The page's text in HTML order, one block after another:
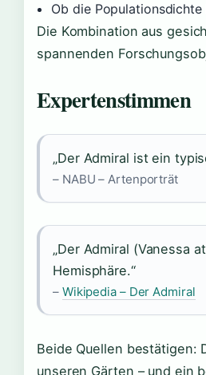
Ob die
Die Kombination aus
spannenden
Expertenstimmen
„Der Admiral ist ein
– NABU – Artenporträt
„Der Admiral (Vanessa
Hemisphäre.“
– Wikipedia – Der Admiral
Beide Quellen bestätigen:
unseren Gärten – und ein